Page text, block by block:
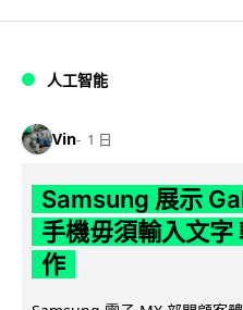
人工智能
Vin 1 日
Samsung 展示
手機毋須輸入文字
作